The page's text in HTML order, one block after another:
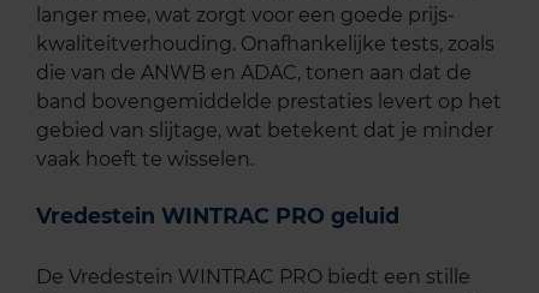
langer mee, wat zorgt voor een goede prijs-
kwaliteitverhouding. Onafhankelijke tests, zoals
die van de ANWB en ADAC, tonen aan dat de
band bovengemiddelde prestaties levert op het
gebied van slijtage, wat betekent dat je minder
vaak hoeft te wisselen.
Vredestein WINTRAC PRO geluid
De Vredestein WINTRAC PRO biedt een stille